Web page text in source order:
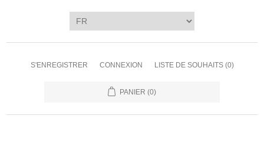
S'ENREGISTRER CONNEXION LISTE DE SOUHAITS (0)
PANIER (0)